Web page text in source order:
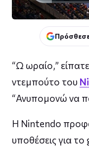
“Ω ωραίο,”
ντεμπούτο του
“Ανυπομονώ να
Η Nintendo
υποθέσεις για